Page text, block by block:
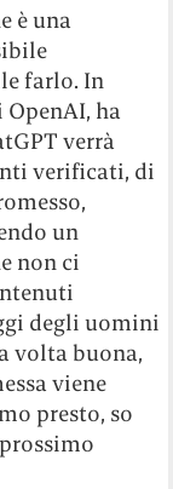
è una
farlo. In
ha
verrà
verificati, di
un
non ci
degli uomini
volta buona,
viene
presto, so